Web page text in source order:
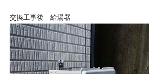
交換工事後 給湯器